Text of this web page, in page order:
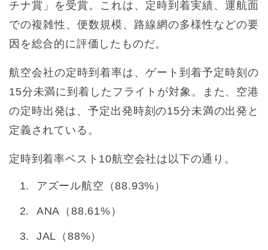
チナ賞」を受賞。これは、定時到着実績、運航面
での複雑性、便数規模、路線網の多様性などの要
因を総合的に評価したものだ。
航空会社の定時到着率は、ゲート到着予定時刻の
15分未満に到着したフライトが対象。また、空港
の定時出発は、予定出発時刻の15分未満の出発と
定義されている。
定時到着率ベスト10航空会社は以下の通り。
アズール航空（88.93%）
ANA（88.61%）
JAL（88%）